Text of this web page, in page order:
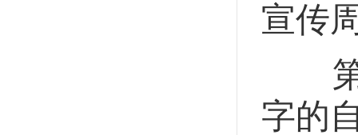
宣传
第
字的